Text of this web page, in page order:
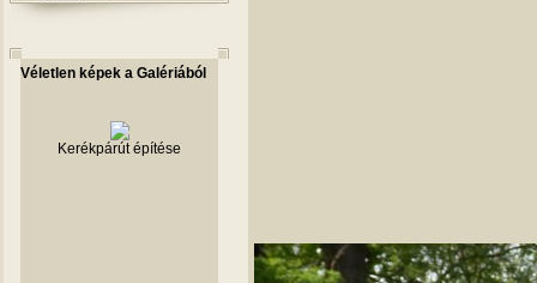
Véletlen képek a Galériából
Kerékpárút építése